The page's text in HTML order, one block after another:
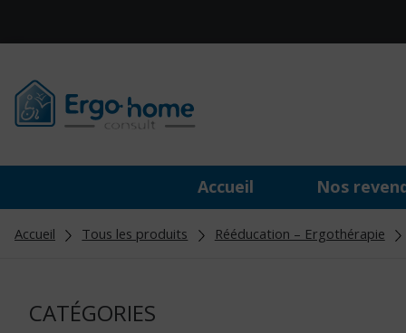
Accueil Nos
Accueil Tous les produits Rééducation – Ergothérapie
CATÉGORIES